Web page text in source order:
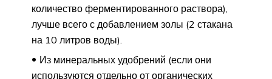
количество ферментированного раствора),
лучше всего с добавлением золы (2 стакана
на 10 литров воды).
Из минеральных удобрений (если они
используются отдельно от органических